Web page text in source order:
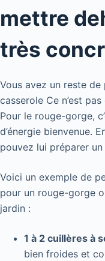
mettre
très
Vous avez un reste
casserole Ce n’est
Pour le rouge-gorge,
d’énergie bienvenue.
pouvez lui préparer
Voici un exemple de
pour un rouge-gorge
jardin :
1 à 2 cuillères à
bien froides et